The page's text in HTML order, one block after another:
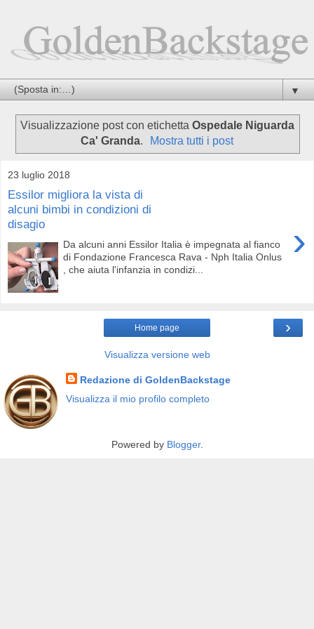
▼
Visualizzazione post con etichetta Ospedale Niguarda
Ca' Granda. Mostra tutti i post
23 luglio 2018
Essilor migliora la vista di
alcuni bimbi in condizioni di
disagio
›
Da alcuni anni Essilor Italia è impegnata al fianco
di Fondazione Francesca Rava - Nph Italia Onlus
, che aiuta l'infanzia in condizi...
›
Home page
Visualizza versione web
Redazione di GoldenBackstage
Visualizza il mio profilo completo
Powered by Blogger.